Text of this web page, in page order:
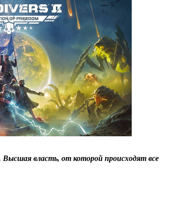
власть, от которой происходят все